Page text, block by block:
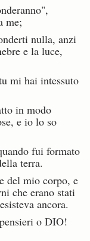
me;
nulla, anzi
e la luce,
mi hai intessuto
in modo
e io lo so
fui formato
terra.
del mio corpo, e
che erano stati
ancora.
o DIO!